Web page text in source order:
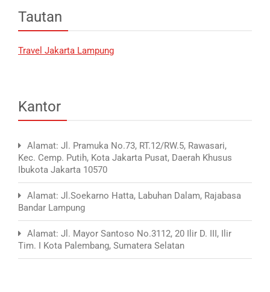
Tautan
Travel Jakarta Lampung
Kantor
Alamat: Jl. Pramuka No.73, RT.12/RW.5, Rawasari,
Kec. Cemp. Putih, Kota Jakarta Pusat, Daerah Khusus
Ibukota Jakarta 10570
Alamat: Jl.Soekarno Hatta, Labuhan Dalam, Rajabasa
Bandar Lampung
Alamat: Jl. Mayor Santoso No.3112, 20 Ilir D. III, Ilir
Tim. I Kota Palembang, Sumatera Selatan